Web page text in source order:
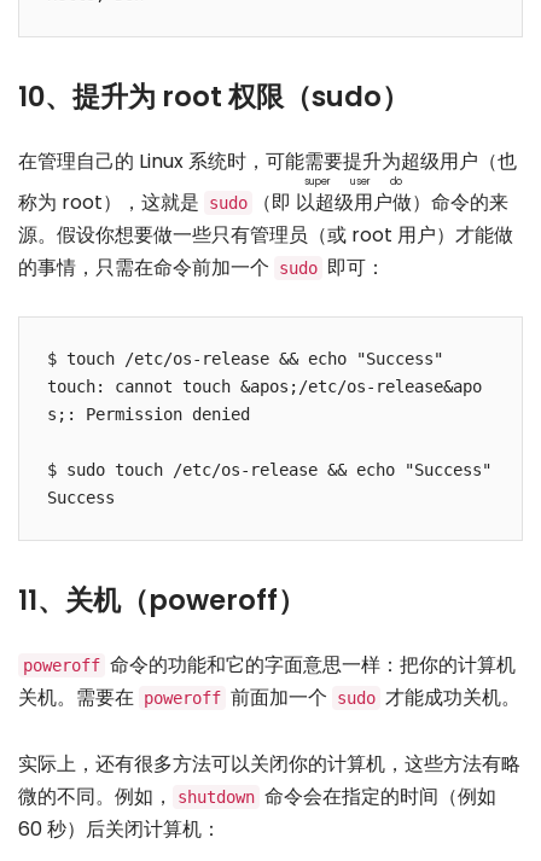
10、提升为 root 权限（sudo）
在管理自己的 Linux 系统时，可能需要提升为超级用户（也
称为 root），这就是
sudo （即 以超级用户做
super user do
）命令的来
源。假设你想要做一些只有管理员（或 root 用户）才能做
的事情，只需在命令前加一个
sudo 即可：
$ touch /etc/os-release && echo "Success"
touch: cannot touch &apos;/etc/os-release&apo
s;: Permission denied
$ sudo touch /etc/os-release && echo "Success"
11、关机（poweroff）
poweroff 命令的功能和它的字面意思一样：把你的计算机
关机。需要在 poweroff 前面加一个 sudo 才能成功关机。
实际上，还有很多方法可以关闭你的计算机，这些方法有略
微的不同。例如，
shutdown 命令会在指定的时间（例如
60 秒）后关闭计算机：